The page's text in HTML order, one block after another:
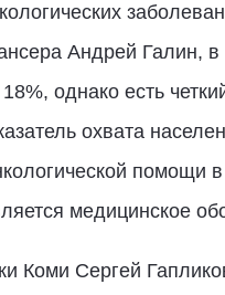
Андрей Галин,
однако есть
охвата
помощи
медицинское
Коми Сергей